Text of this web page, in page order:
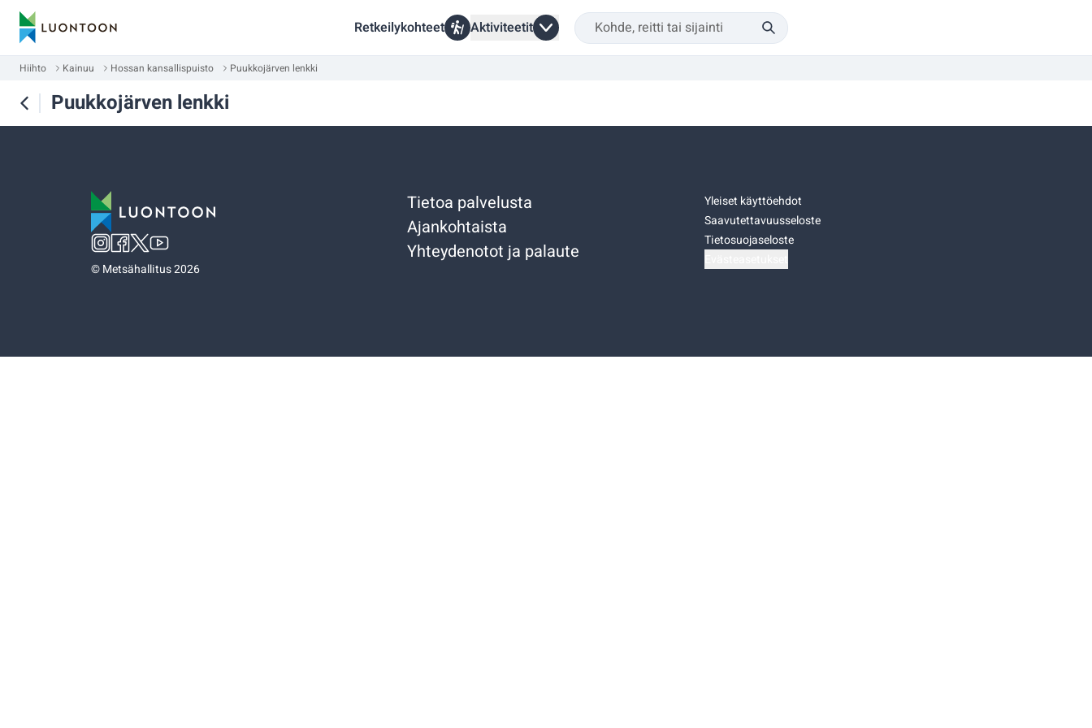
Retkeilykohteet Aktiviteetit
Hiihto Kainuu Hossan kansallispuisto Puukkojärven lenkki
Puukkojärven lenkki
©Metsähallitus 2026
Tietoa palvelusta
Ajankohtaista
Yhteydenotot ja palaute
Yleiset käyttöehdot
Saavutettavuusseloste
Tietosuojaseloste